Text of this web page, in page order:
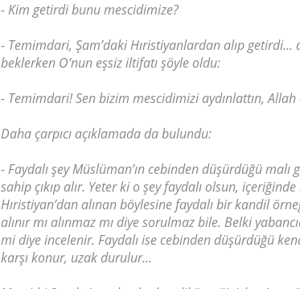
- Kim getirdi bunu mescidimize?
- Temimdari, Şam’daki Hıristiyanlardan alıp
beklerken O’nun eşsiz iltifatı şöyle oldu:
- Temimdari! Sen bizim mescidimizi aydınlattın,
Daha çarpıcı açıklamada da bulundu:
- Faydalı şey Müslüman’ın cebinden düşürdüğü
sahip çıkıp alır. Yeter ki o şey faydalı olsun,
Hıristiyan’dan alınan böylesine faydalı bir kandil
alınır mı alınmaz mı diye sorulmaz bile. Belki
mi diye incelenir. Faydalı ise cebinden düşürdüğü
karşı konur, uzak durulur...